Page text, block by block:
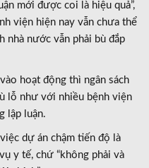
mới được coi là hiệu quả”,
viện hiện nay vẫn chưa thể
nhà nước vẫn phải bù đắp
hoạt động thì ngân sách
lỗ như với nhiều bệnh viện
lập luận.
dự án chậm tiến độ là
y tế, chứ “không phải và